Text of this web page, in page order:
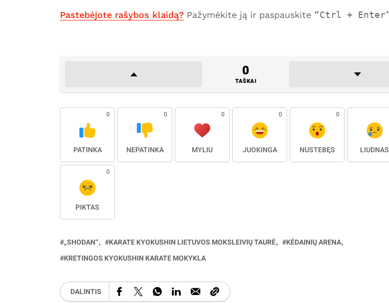
Pastebėjote rašybos klaidą? Pažymėkite ją ir paspauskite Ctrl + Enter
0
TAŠKAI
0
PATINKA
0
NEPATINKA
0
MYLIU
0
JUOKINGA
0
NUSTEBĘS LIŪDNAS
0
PIKTAS
„SHODAN“ KARATE KYOKUSHIN LIETUVOS MOKSLEIVIŲ TAURĖ
KĖDAINIŲ ARENA
KRETINGOS KYOKUSHIN KARATE MOKYKLA
DALINTIS